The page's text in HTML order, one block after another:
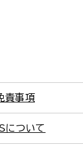
責事項
について